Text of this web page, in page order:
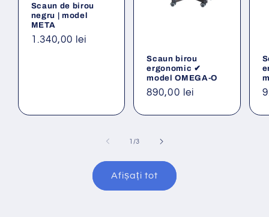
Scaun de birou
negru | model
META
Preț
1.340,00 lei
Scaun birou
ergonomic ✔
model OMEGA-O
Preț
890,00 lei
1 /din
3
Afișați tot